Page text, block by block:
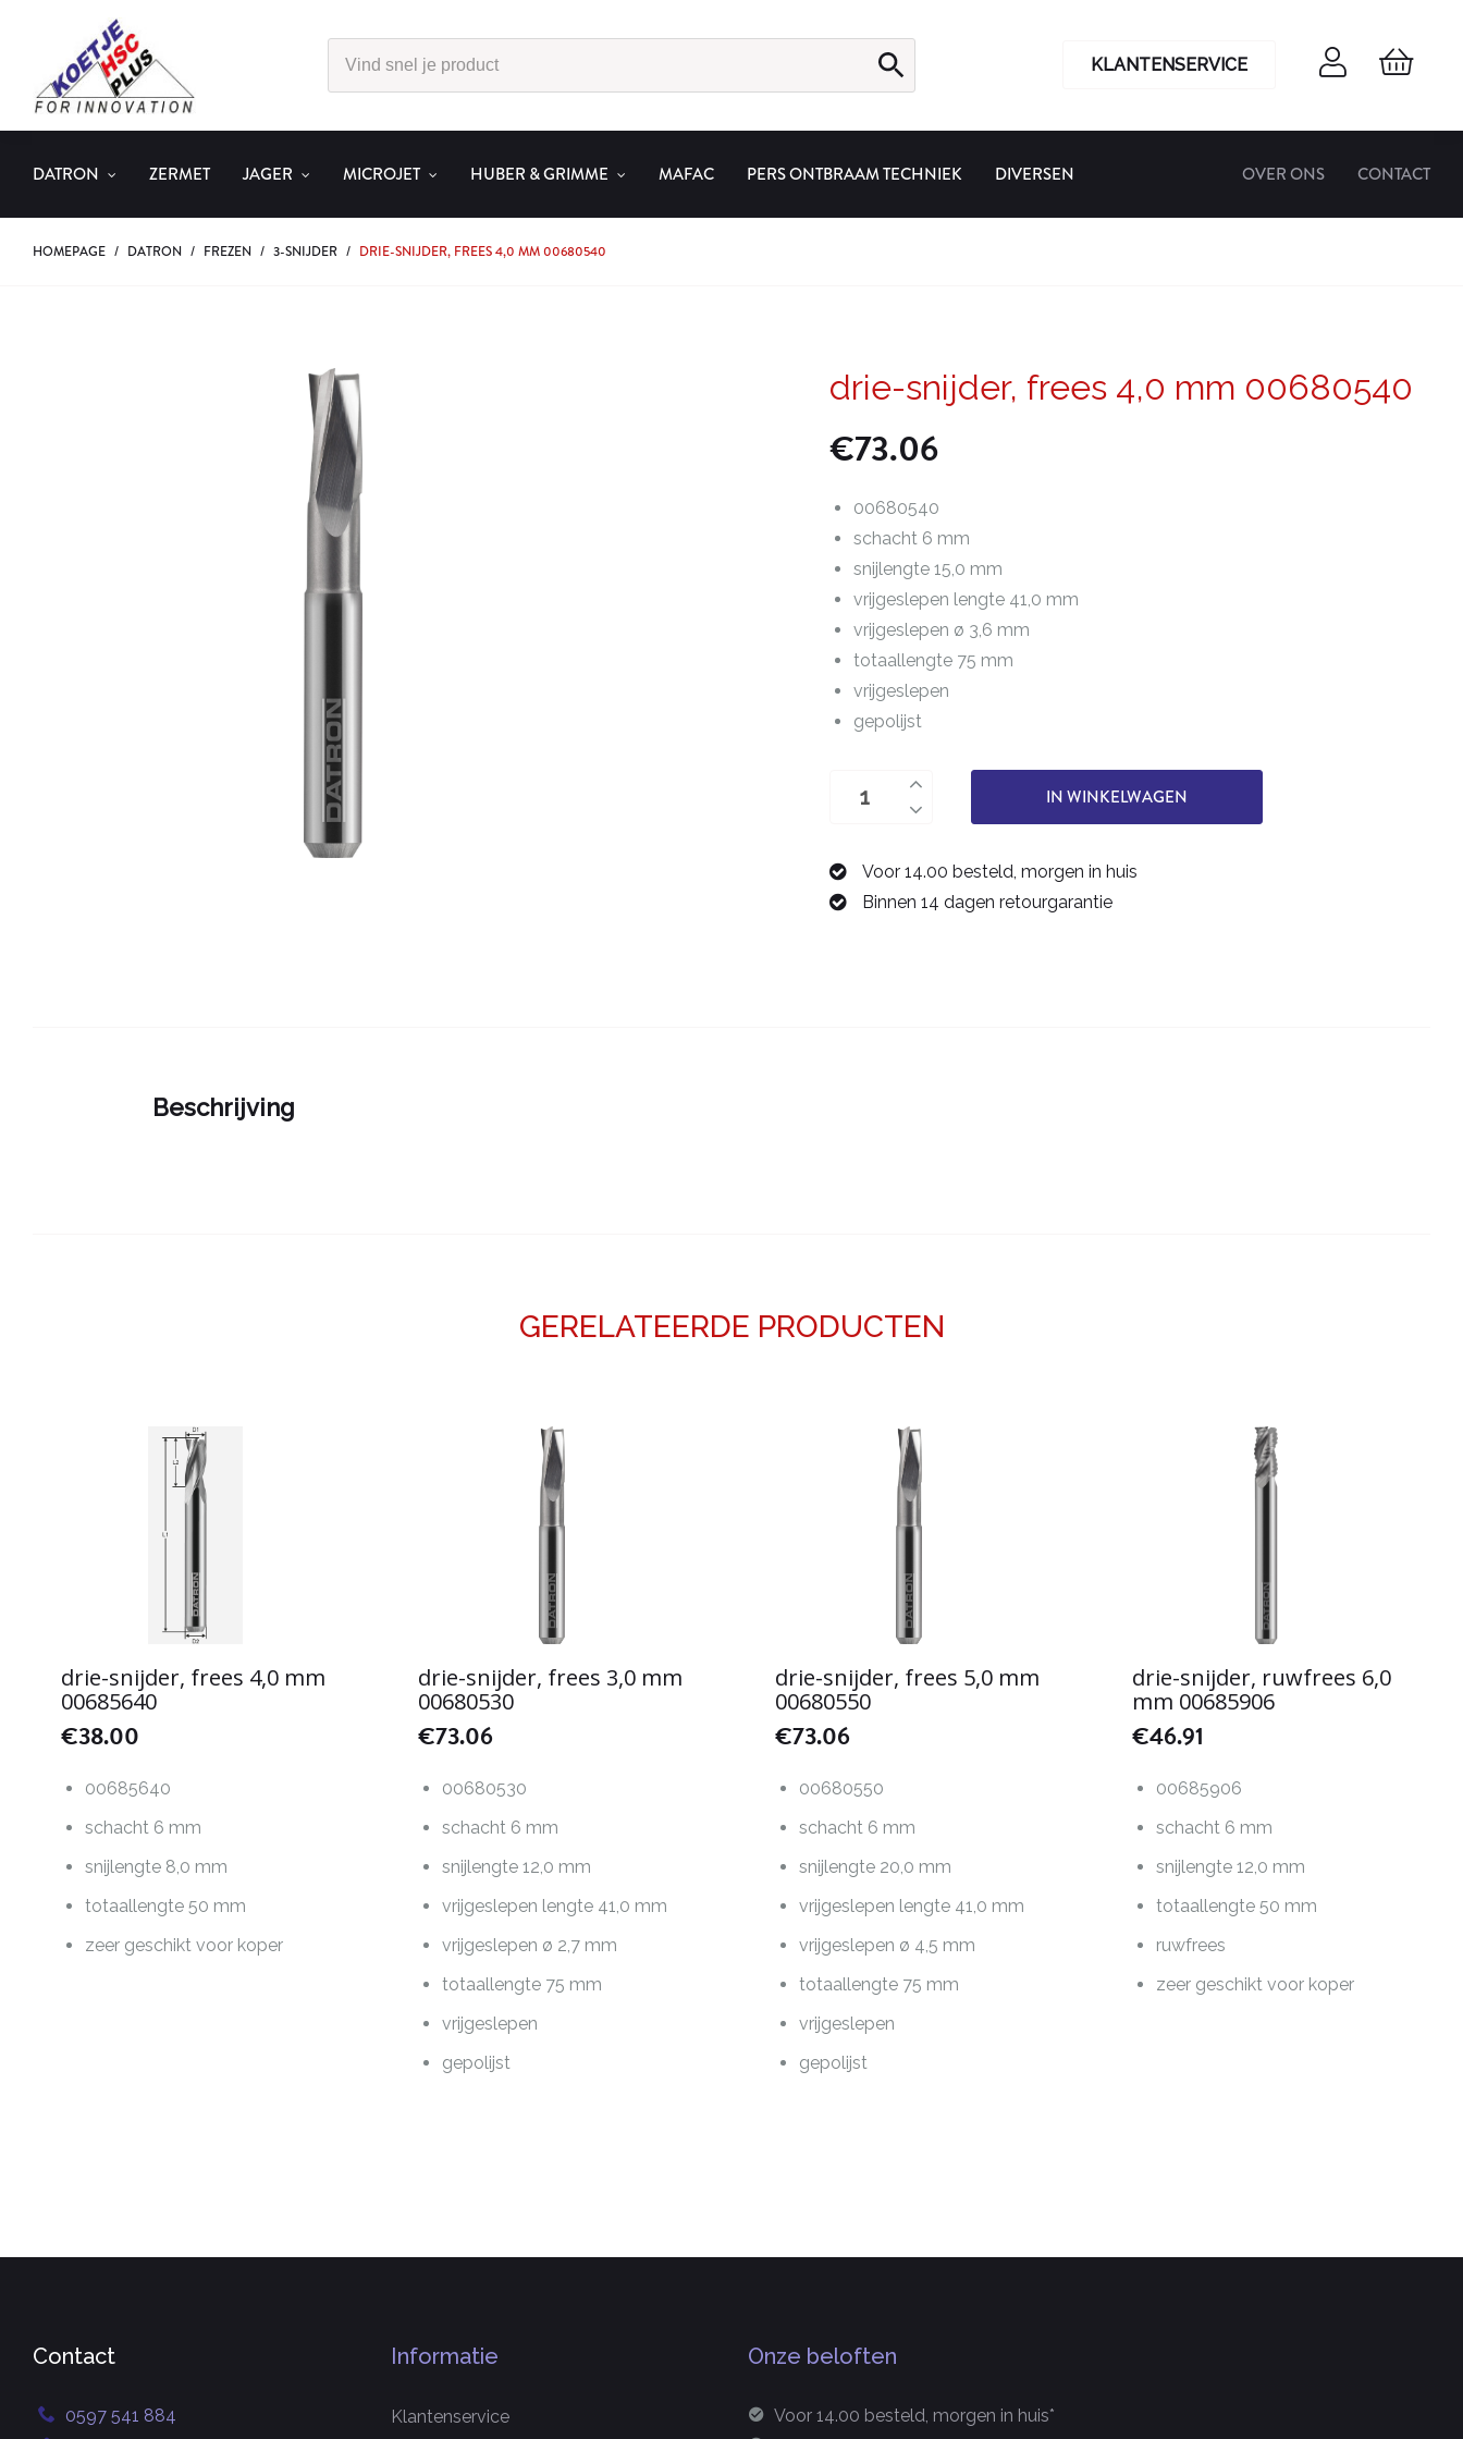
KLANTENSERVICE
DATRON ZERMET JAGER MICROJET HUBER & GRIMME MAFAC PERS ONTBRAAM TECHNIEK DIVERSEN OVER ONS CONTACT
HOMEPAGE / DATRON / FREZEN / 3-SNIJDER / DRIE-SNIJDER, FREES 4,0 MM 00680540
drie-snijder, frees 4,0 mm 00680540
€73.06
00680540
schacht 6 mm
snijlengte 15,0 mm
vrijgeslepen lengte 41,0 mm
vrijgeslepen ø 3,6 mm
totaallengte 75 mm
vrijgeslepen
gepolijst
4,0
mm
IN WINKELWAGEN
Voor 14.00 besteld, morgen in huis
Binnen 14 dagen retourgarantie
Beschrijving
GERELATEERDE PRODUCTEN
drie-snijder, frees 4,0 mm
00685640
€38.00
00685640
schacht 6 mm
snijlengte 8,0 mm
totaallengte 50 mm
zeer geschikt voor koper
drie-snijder, frees 3,0 mm
00680530
€73.06
00680530
schacht 6 mm
snijlengte 12,0 mm
vrijgeslepen lengte 41,0 mm
vrijgeslepen ø 2,7 mm
totaallengte 75 mm
vrijgeslepen
gepolijst
drie-snijder, frees 5,0 mm
00680550
€73.06
00680550
schacht 6 mm
snijlengte 20,0 mm
vrijgeslepen lengte 41,0 mm
vrijgeslepen ø 4,5 mm
totaallengte 75 mm
vrijgeslepen
gepolijst
drie-snijder, ruwfrees 6,0
mm 00685906
€46.91
00685906
schacht 6 mm
snijlengte 12,0 mm
totaallengte 50 mm
ruwfrees
zeer geschikt voor koper
Contact
0597 541 884
Informatie
Klantenservice
Onze beloften
Voor 14.00 besteld, morgen in huis*